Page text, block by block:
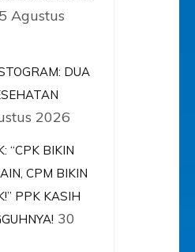
5 Agustus
DUA
2026
“CPK BIKIN
CPM BIKIN
PPK KASIH
30